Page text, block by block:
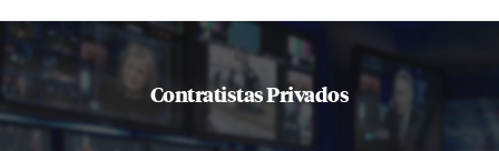
Contratistas Privados